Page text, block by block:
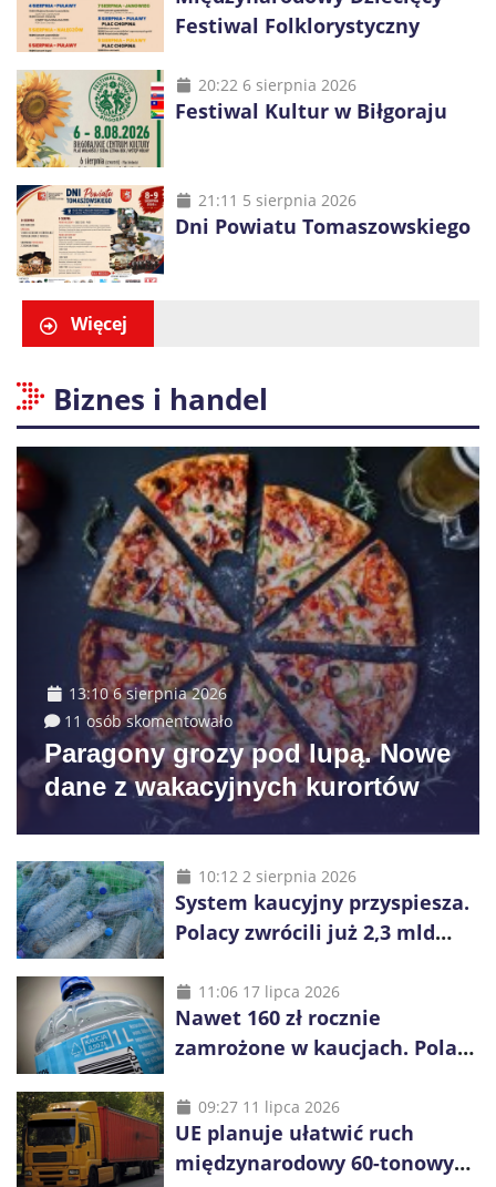
Festiwal Folklorystyczny
20:22 6 sierpnia 2026
Festiwal Kultur w Biłgoraju
21:11 5 sierpnia 2026
Dni Powiatu Tomaszowskiego
Więcej
Biznes i handel
13:10 6 sierpnia 2026
11 osób skomentowało
Paragony grozy pod lupą. Nowe
dane z wakacyjnych kurortów
10:12 2 sierpnia 2026
System kaucyjny przyspiesza.
Polacy zwrócili już 2,3 mld
11:06 17 lipca 2026
Nawet 160 zł rocznie
zamrożone w kaucjach. Polacy
vouchery
09:27 11 lipca 2026
UE planuje ułatwić ruch
międzynarodowy 60-tonowych